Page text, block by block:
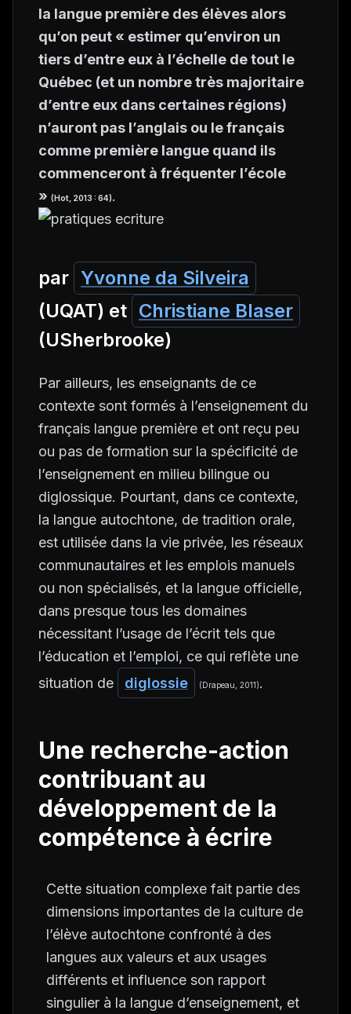
la langue première des élèves alors
qu’on peut « estimer qu’environ un
tiers d’entre eux à l’échelle de tout le
Québec (et un nombre très majoritaire
d’entre eux dans certaines régions)
n’auront pas l’anglais ou le français
comme première langue quand ils
commenceront à fréquenter l’école
» (Hot, 2013 : 64).
par Yvonne da Silveira
(UQAT) et Christiane Blaser
(USherbrooke)
Par ailleurs, les enseignants de ce
contexte sont formés à l’enseignement du
français langue première et ont reçu peu
ou pas de formation sur la spécificité de
l’enseignement en milieu bilingue ou
diglossique. Pourtant, dans ce contexte,
la langue autochtone, de tradition orale,
est utilisée dans la vie privée, les réseaux
communautaires et les emplois manuels
ou non spécialisés, et la langue officielle,
dans presque tous les domaines
nécessitant l’usage de l’écrit tels que
l’éducation et l’emploi, ce qui reflète une
situation de
diglossie (Drapeau, 2011).
Une recherche-action
contribuant au
développement de la
compétence à écrire
Cette situation complexe fait partie des
dimensions importantes de la culture de
l’élève autochtone confronté à des
langues aux valeurs et aux usages
différents et influence son rapport
singulier à la langue d’enseignement, et